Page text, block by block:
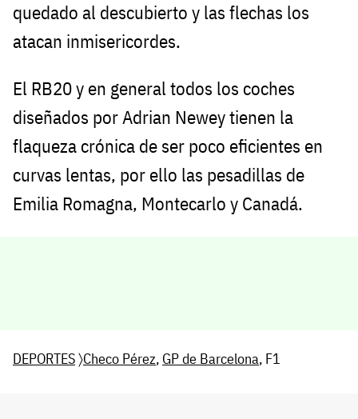
quedado al descubierto y las flechas los
atacan inmisericordes.
El RB20 y en general todos los coches
diseñados por Adrian Newey tienen la
flaqueza crónica de ser poco eficientes en
curvas lentas, por ello las pesadillas de
Emilia Romagna, Montecarlo y Canadá.
DEPORTES〉Checo Pérez, GP de Barcelona, F1